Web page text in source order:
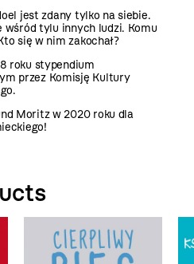
jest zdany tylko na siebie.
wśród tylu innych ludzi. Komu
się w nim zakochał?
roku stypendium
przez Komisję Kultury
Moritz w 2020 roku dla